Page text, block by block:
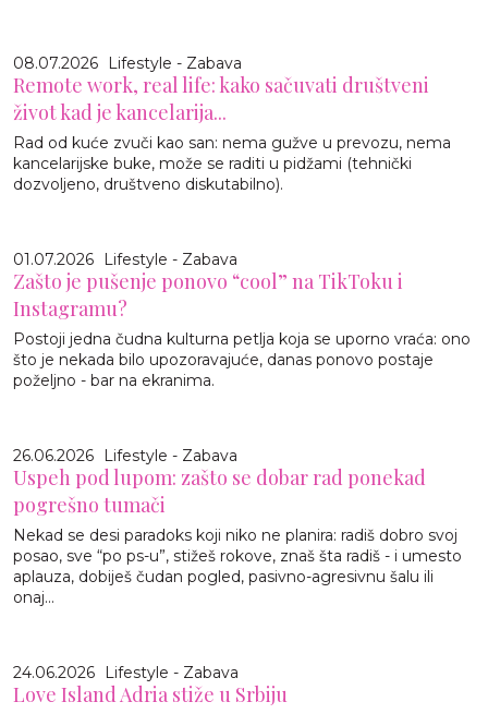
08.07.2026 Lifestyle - Zabava
Remote work, real life: kako sačuvati društveni
život kad je kancelarija...
Rad od kuće zvuči kao san: nema gužve u prevozu, nema
kancelarijske buke, može se raditi u pidžami (tehnički
dozvoljeno, društveno diskutabilno).
01.07.2026 Lifestyle - Zabava
Zašto je pušenje ponovo “cool” na TikToku i
Instagramu?
Postoji jedna čudna kulturna petlja koja se uporno vraća: ono
što je nekada bilo upozoravajuće, danas ponovo postaje
poželjno - bar na ekranima.
26.06.2026 Lifestyle - Zabava
Uspeh pod lupom: zašto se dobar rad ponekad
pogrešno tumači
Nekad se desi paradoks koji niko ne planira: radiš dobro svoj
posao, sve “po ps-u”, stižeš rokove, znaš šta radiš - i umesto
aplauza, dobiješ čudan pogled, pasivno-agresivnu šalu ili
onaj...
24.06.2026 Lifestyle - Zabava
Love Island Adria stiže u Srbiju